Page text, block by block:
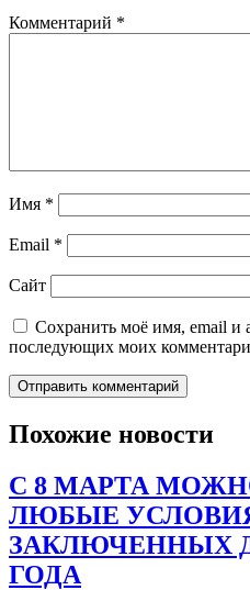
Комментарий *
Имя *
Email *
Сайт
Сохранить моё имя, email и
последующих моих
Похожие новости
С 8 МАРТА
ЛЮБЫЕ
ЗАКЛЮЧЕННЫХ
ГОДА